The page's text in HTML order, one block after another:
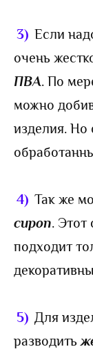
3) Если
очень
ПВА. По
можно
изделия. Но
4) Так же
сироп. Этот
подходит
5) Для
разводить